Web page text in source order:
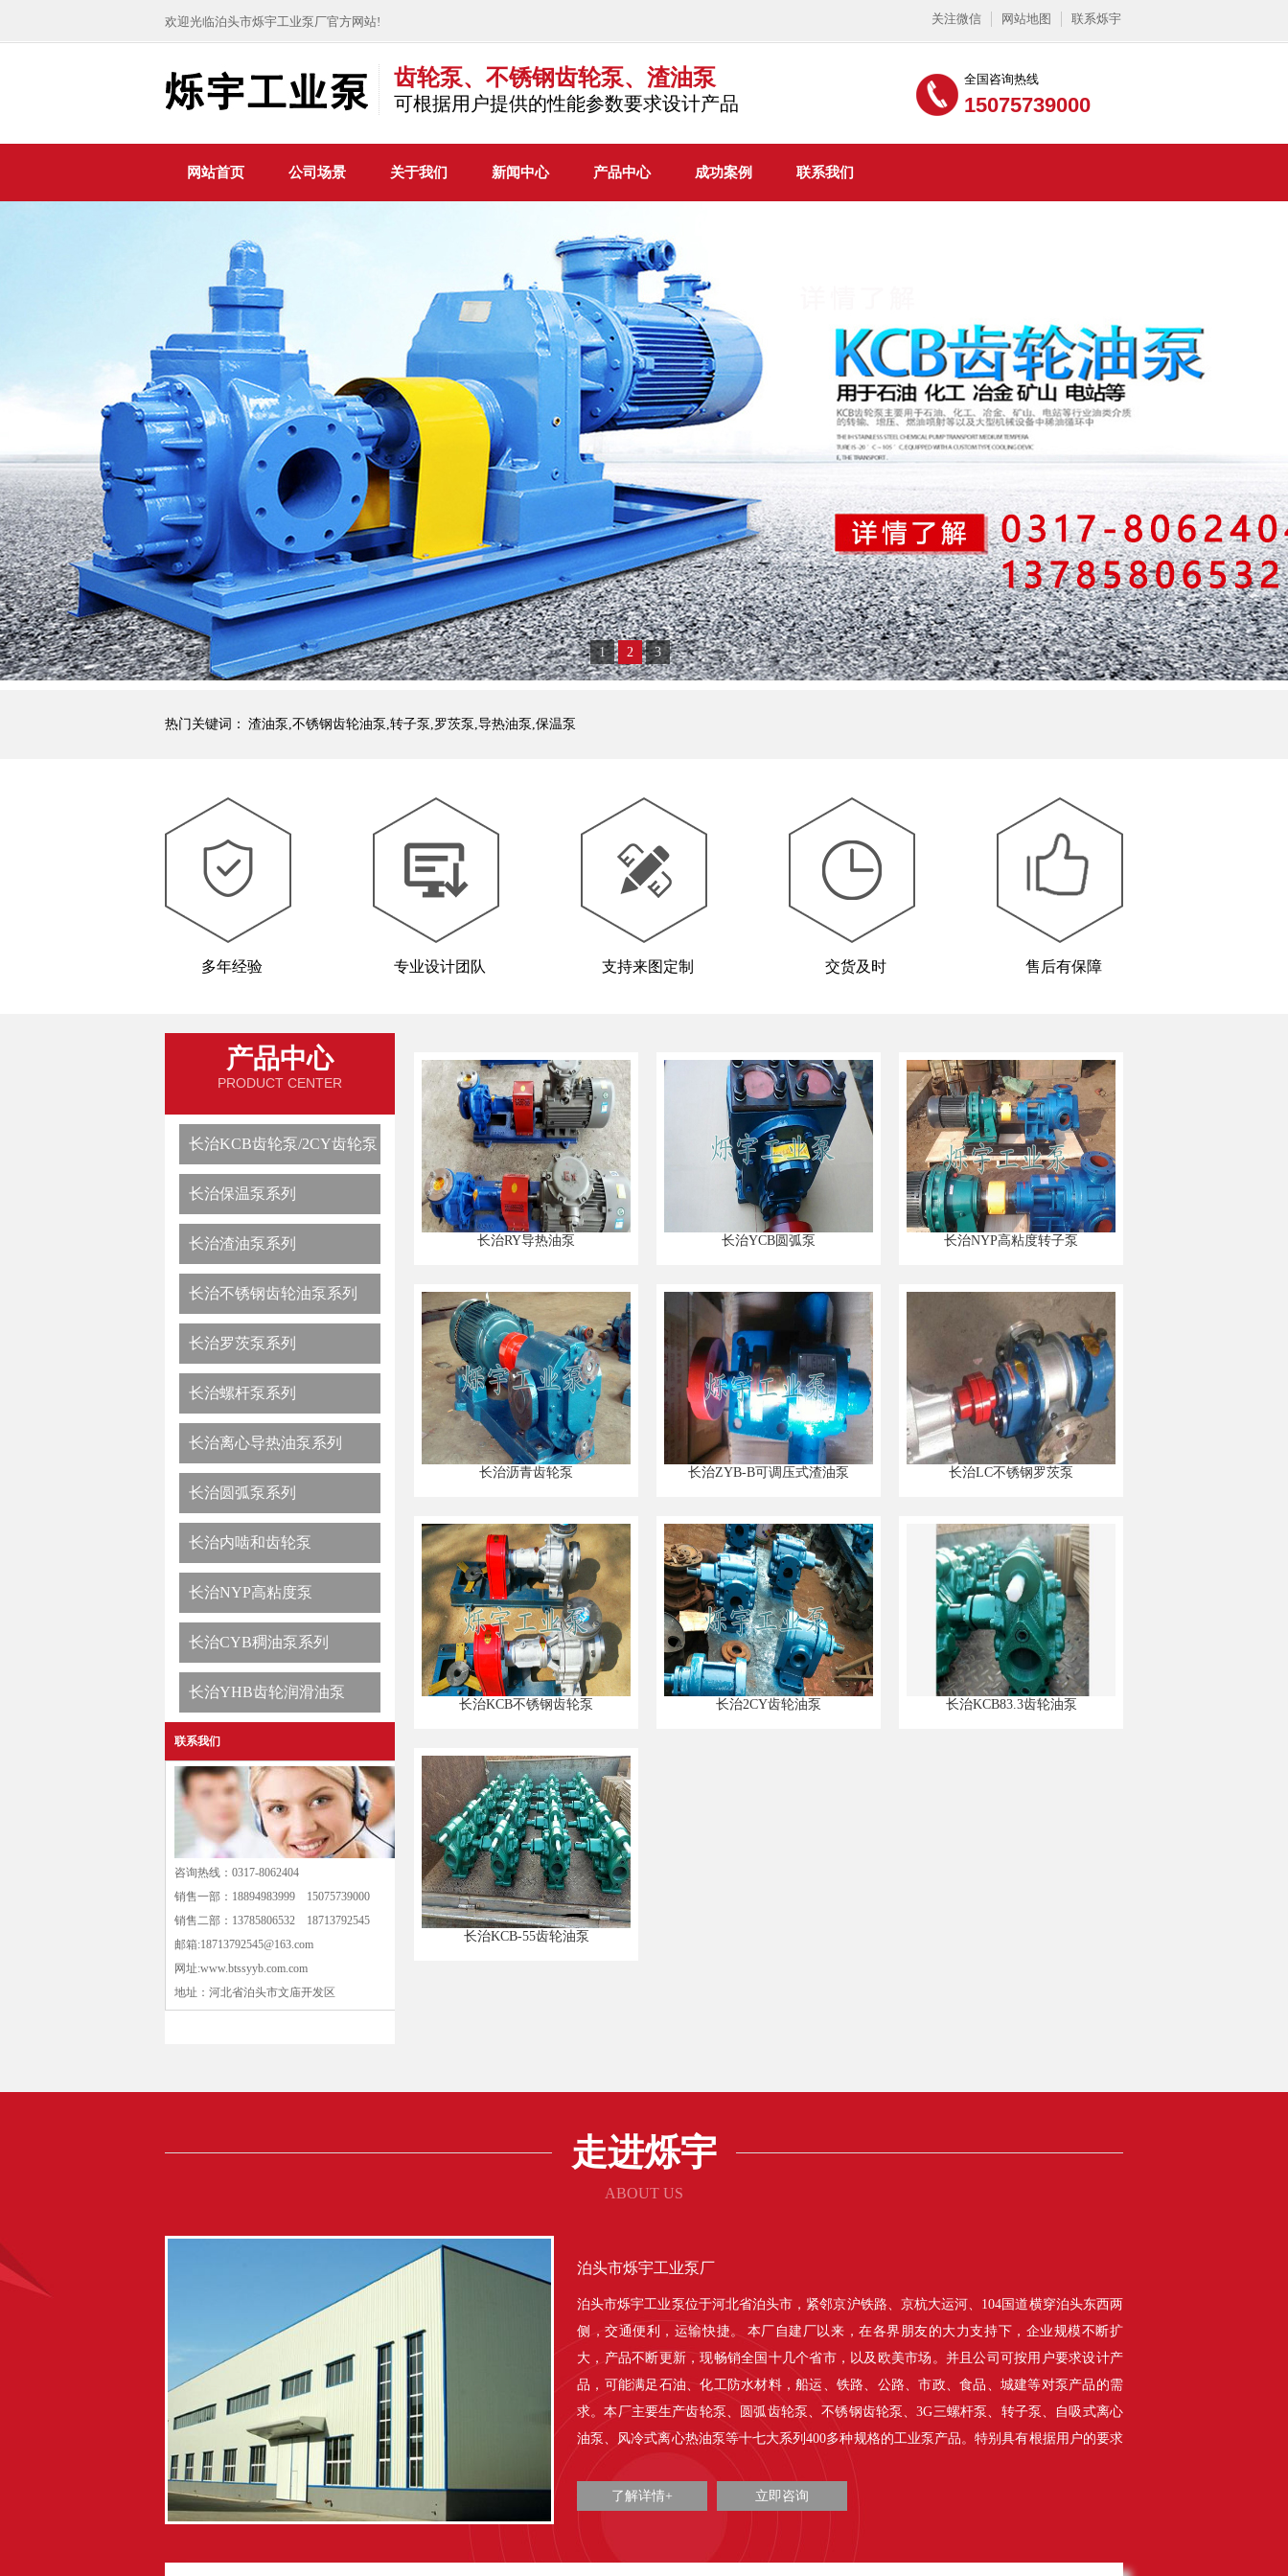
欢迎光临泊头市烁宇工业泵厂官方网站! 关注微信 网站地图 联系烁宇
齿轮泵、不锈钢齿轮泵、渣油泵
可根据用户提供的性能参数要求设计产品
全国咨询热线
15075739000
网站首页 公司场景 关于我们 新闻中心 产品中心 成功案例 联系我们
1 2 3
热门关键词： 渣油泵,不锈钢齿轮油泵,转子泵,罗茨泵,导热油泵,保温泵
多年经验 专业设计团队 支持来图定制 交货及时 售后有保障
产品中心
PRODUCT CENTER
长治KCB齿轮泵/2CY齿轮泵
长治保温泵系列
长治渣油泵系列
长治不锈钢齿轮油泵系列
长治罗茨泵系列
长治螺杆泵系列
长治离心导热油泵系列
长治圆弧泵系列
长治内啮和齿轮泵
长治NYP高粘度泵
长治CYB稠油泵系列
长治YHB齿轮润滑油泵
联系我们
咨询热线：0317-8062404
销售一部：18894983999 15075739000
销售二部：13785806532 18713792545
邮箱:18713792545@163.com
网址:www.btssyyb.com.com
地址：河北省泊头市文庙开发区
长治RY导热油泵 长治YCB圆弧泵 长治NYP高粘度转子泵
长治沥青齿轮泵 长治ZYB-B可调压式渣油泵 长治LC不锈钢罗茨泵
长治KCB不锈钢齿轮泵 长治2CY齿轮油泵 长治KCB83.3齿轮油泵
长治KCB-55齿轮油泵
走进烁宇
ABOUT US
泊头市烁宇工业泵厂
泊头市烁宇工业泵位于河北省泊头市，紧邻京沪铁路、京杭大运河、104国道横穿泊头东西两
侧，交通便利，运输快捷。 本厂自建厂以来，在各界朋友的大力支持下，企业规模不断扩
大，产品不断更新，现畅销全国十几个省市，以及欧美市场。并且公司可按用户要求设计产
品，可能满足石油、化工防水材料，船运、铁路、公路、市政、食品、城建等对泵产品的需
求。本厂主要生产齿轮泵、圆弧齿轮泵、不锈钢齿轮泵、3G三螺杆泵、转子泵、自吸式离心
油泵、风冷式离心热油泵等十七大系列400多种规格的工业泵产品。特别具有根据用户的要求
量，完善的售后服务，使产品畅销不衰，赢得了用户的普遍赞誉。........
了解详情+ 立即咨询